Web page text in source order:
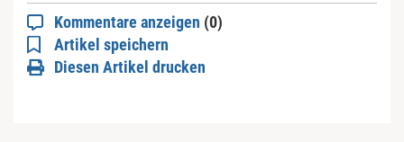
Kommentare anzeigen (0)
Artikel speichern
Diesen Artikel drucken